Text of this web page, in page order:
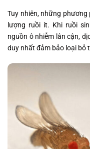
Tuy nhiên, những
lượng ruồi ít. Khi ruồi
nguồn ô nhiễm lân cận,
duy nhất đảm bảo loại bỏ